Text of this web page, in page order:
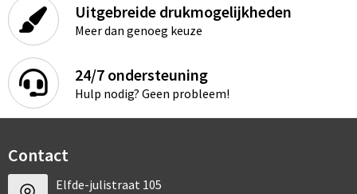
Uitgebreide drukmogelijkheden
Meer dan genoeg keuze
24/7 ondersteuning
Hulp nodig? Geen probleem!
Contact
Elfde-julistraat 105